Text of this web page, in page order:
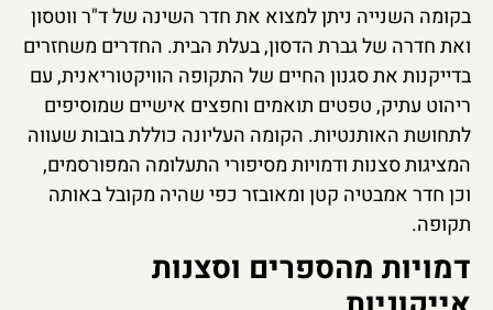
בקומה השנייה ניתן למצוא את חדר השינה של ד"ר ווטסון
ואת חדרה של גברת הדסון, בעלת הבית. החדרים משחזרים
בדייקנות את סגנון החיים של התקופה הוויקטוריאנית, עם
ריהוט עתיק, טפטים תואמים וחפצים אישיים שמוסיפים
לתחושת האותנטיות. הקומה העליונה כוללת בובות שעווה
המציגות סצנות ודמויות מסיפורי התעלומה המפורסמים,
וכן חדר אמבטיה קטן ומאובזר כפי שהיה מקובל באותה
תקופה.
דמויות מהספרים וסצנות